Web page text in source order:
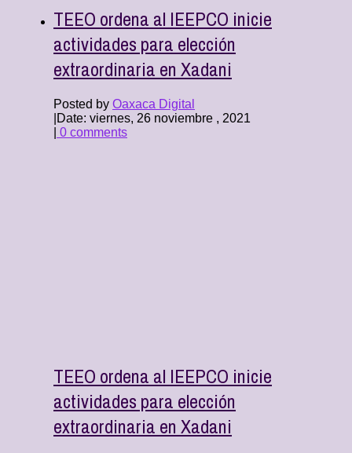
TEEO ordena al IEEPCO inicie
actividades para elección
extraordinaria en Xadani
Posted by Oaxaca Digital
Date: viernes, 26 noviembre , 2021
0 comments
TEEO ordena al IEEPCO inicie
actividades para elección
extraordinaria en Xadani